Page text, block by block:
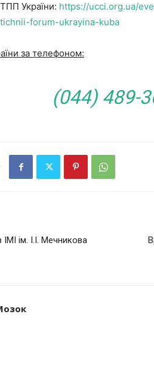
України: https://ucci.org.ua/
forum-ukrayina-kuba
за телефоном:
(044) 489-
ім. І.І. Мечникова